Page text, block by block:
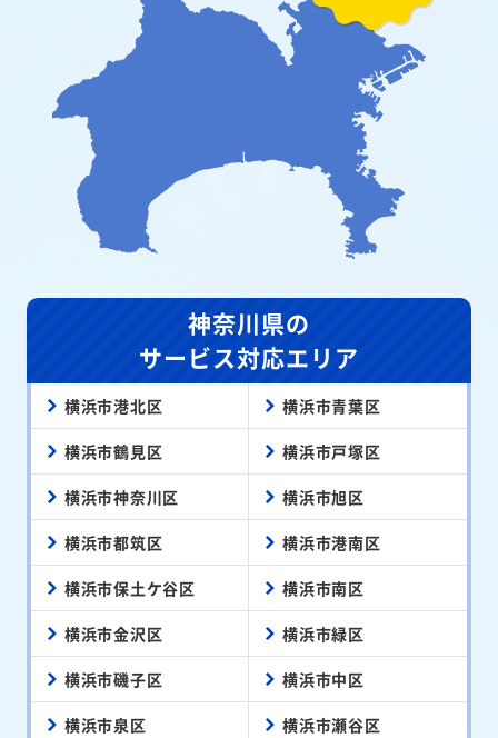
神奈川県の
サービス対応エリア
横浜市港北区 横浜市青葉区
横浜市鶴見区 横浜市戸塚区
横浜市神奈川区 横浜市旭区
横浜市都筑区 横浜市港南区
横浜市保土ケ谷区 横浜市南区
横浜市金沢区 横浜市緑区
横浜市磯子区 横浜市中区
横浜市泉区 横浜市瀬谷区